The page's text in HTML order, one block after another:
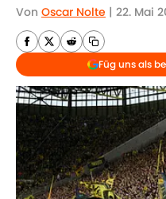
Von Oscar Nolte | 22. Mai
Füg uns als